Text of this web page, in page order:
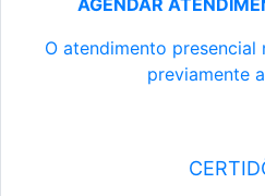
AGENDAR
O atendimento presencial
previamente